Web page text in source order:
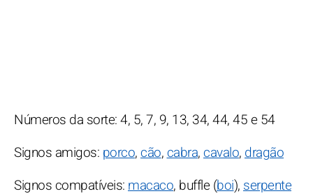
Números da sorte: 4, 5, 7, 9, 13, 34, 44, 45 e 54
Signos amigos: porco,cão,cabra,cavalo, dragão
Signos compatíveis: macaco, buffle (boi), serpente